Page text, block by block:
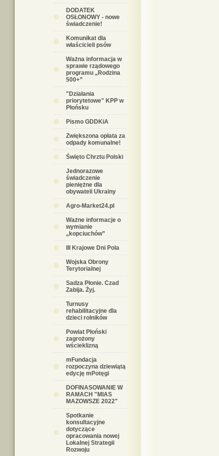
DODATEK
OSŁONOWY - nowe
świadczenie!
Komunikat dla
właścicieli psów
Ważna informacja w
sprawie rządowego
programu „Rodzina
500+”
"Działania
priorytetowe" KPP w
Płońsku
Pismo GDDKiA
Zwiększona opłata za
odpady komunalne!
Święto Chrztu Polski
Jednorazowe
świadczenie
pieniężne dla
obywateli Ukrainy
Agro-Market24.pl
Ważne informacje o
wymianie
„kopciuchów”
III Krajowe Dni Pola
Wojska Obrony
Terytorialnej
Sadza Płonie. Czad
Zabija. Żyj.
Turnusy
rehabilitacyjne dla
dzieci rolników
Powiat Płoński
zagrożony
wścieklizną
mFundacja
rozpoczyna dziewiątą
edycję mPotęgi
DOFINASOWANIE W
RAMACH "MIAS
MAZOWSZE 2022"
Spotkanie
konsultacyjne
dotyczące
opracowania nowej
Lokalnej Strategii
Rozwoju